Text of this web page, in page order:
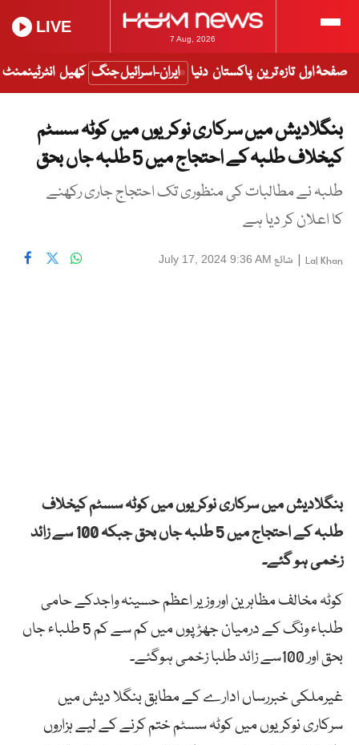
7 Aug, 2026
LIVE
صفحۂ اول تازہ ترین پاکستان دنیا ایران-اسرائیل جنگ کھیل انٹرٹینمنٹ
بنگلادیش میں سرکاری نوکریوں میں کوٹہ سسٹم
کیخلاف طلبہ کے احتجاج میں 5 طلبہ جاں بحق
طلبہ نے مطالبات کی منظوری تک احتجاج جاری رکھنے
کا اعلان کر دیا ہے
Lal Khan
| شائع July 17, 2024 9:36 AM
بنگلادیش میں سرکاری نوکریوں میں کوٹہ سسٹم کیخلاف
طلبہ کے احتجاج میں 5 طلبہ جاں بحق جبکہ 100 سے زائد
زخمی ہو گئے۔
کوٹہ مخالف مظاہرین اور وزیر اعظم حسینہ واجدکے حامی
طلباء ونگ کے درمیان جھڑ پوں میں کم سے کم 5 طلباء جاں
بحق اور 100سے زائد طلبا زخمی ہوگئے۔
غیرملکی خبررساں ادارے کے مطابق بنگلا دیش میں
سرکاری نوکریوں میں کوٹہ سسٹم ختم کرنے کے لیے ہزاروں